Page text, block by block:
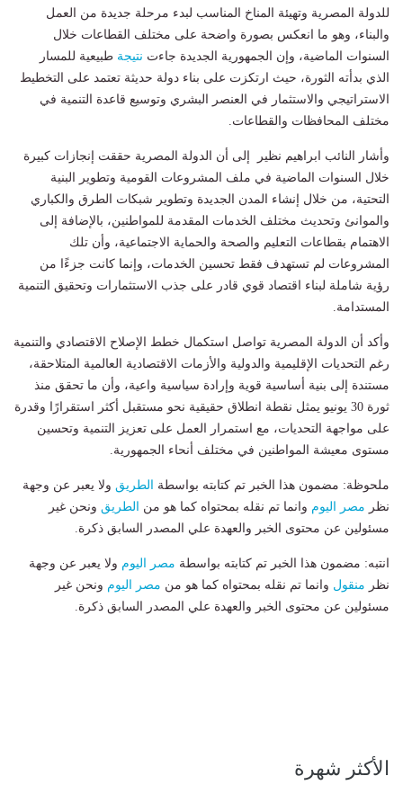
للدولة المصرية وتهيئة المناخ المناسب لبدء مرحلة جديدة من العمل
والبناء، وهو ما انعكس بصورة واضحة على مختلف القطاعات خلال
السنوات الماضية، وإن الجمهورية الجديدة جاءت نتيجة طبيعية للمسار
الذي بدأته الثورة، حيث ارتكزت على بناء دولة حديثة تعتمد على التخطيط
الاستراتيجي والاستثمار في العنصر البشري وتوسيع قاعدة التنمية في
مختلف المحافظات والقطاعات.
وأشار النائب ابراهيم نظير إلى أن الدولة المصرية حققت إنجازات كبيرة
خلال السنوات الماضية في ملف المشروعات القومية وتطوير البنية
التحتية، من خلال إنشاء المدن الجديدة وتطوير شبكات الطرق والكباري
والموانئ وتحديث مختلف الخدمات المقدمة للمواطنين، بالإضافة إلى
الاهتمام بقطاعات التعليم والصحة والحماية الاجتماعية، وأن تلك
المشروعات لم تستهدف فقط تحسين الخدمات، وإنما كانت جزءًا من
رؤية شاملة لبناء اقتصاد قوي قادر على جذب الاستثمارات وتحقيق التنمية
المستدامة.
وأكد أن الدولة المصرية تواصل استكمال خطط الإصلاح الاقتصادي والتنمية
رغم التحديات الإقليمية والدولية والأزمات الاقتصادية العالمية المتلاحقة،
مستندة إلى بنية أساسية قوية وإرادة سياسية واعية، وأن ما تحقق منذ
ثورة 30 يونيو يمثل نقطة انطلاق حقيقية نحو مستقبل أكثر استقرارًا وقدرة
على مواجهة التحديات، مع استمرار العمل على تعزيز التنمية وتحسين
مستوى معيشة المواطنين في مختلف أنحاء الجمهورية.
ملحوظة: مضمون هذا الخبر تم كتابته بواسطة الطريق ولا يعبر عن وجهة
نظر مصر اليوم وانما تم نقله بمحتواه كما هو من الطريق ونحن غير
مسئولين عن محتوى الخبر والعهدة علي المصدر السابق ذكرة.
انتبه: مضمون هذا الخبر تم كتابته بواسطة مصر اليوم ولا يعبر عن وجهة
نظر منقول وانما تم نقله بمحتواه كما هو من مصر اليوم ونحن غير
مسئولين عن محتوى الخبر والعهدة علي المصدر السابق ذكرة.
الأكثر شهرة